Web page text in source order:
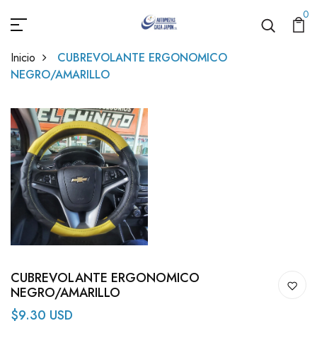
0
Inicio
CUBREVOLANTE ERGONOMICO
NEGRO/AMARILLO
CUBREVOLANTE ERGONOMICO
NEGRO/AMARILLO
$9.30 USD